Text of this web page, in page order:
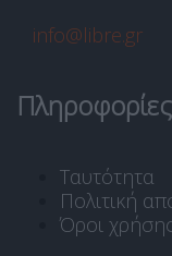
info@libre.gr
Πληροφορίες
Ταυτότητα
Πολιτική
Όροι